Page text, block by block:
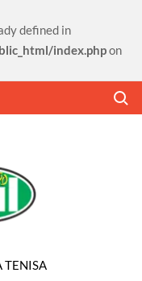
defined in
index.phpon
TENISA